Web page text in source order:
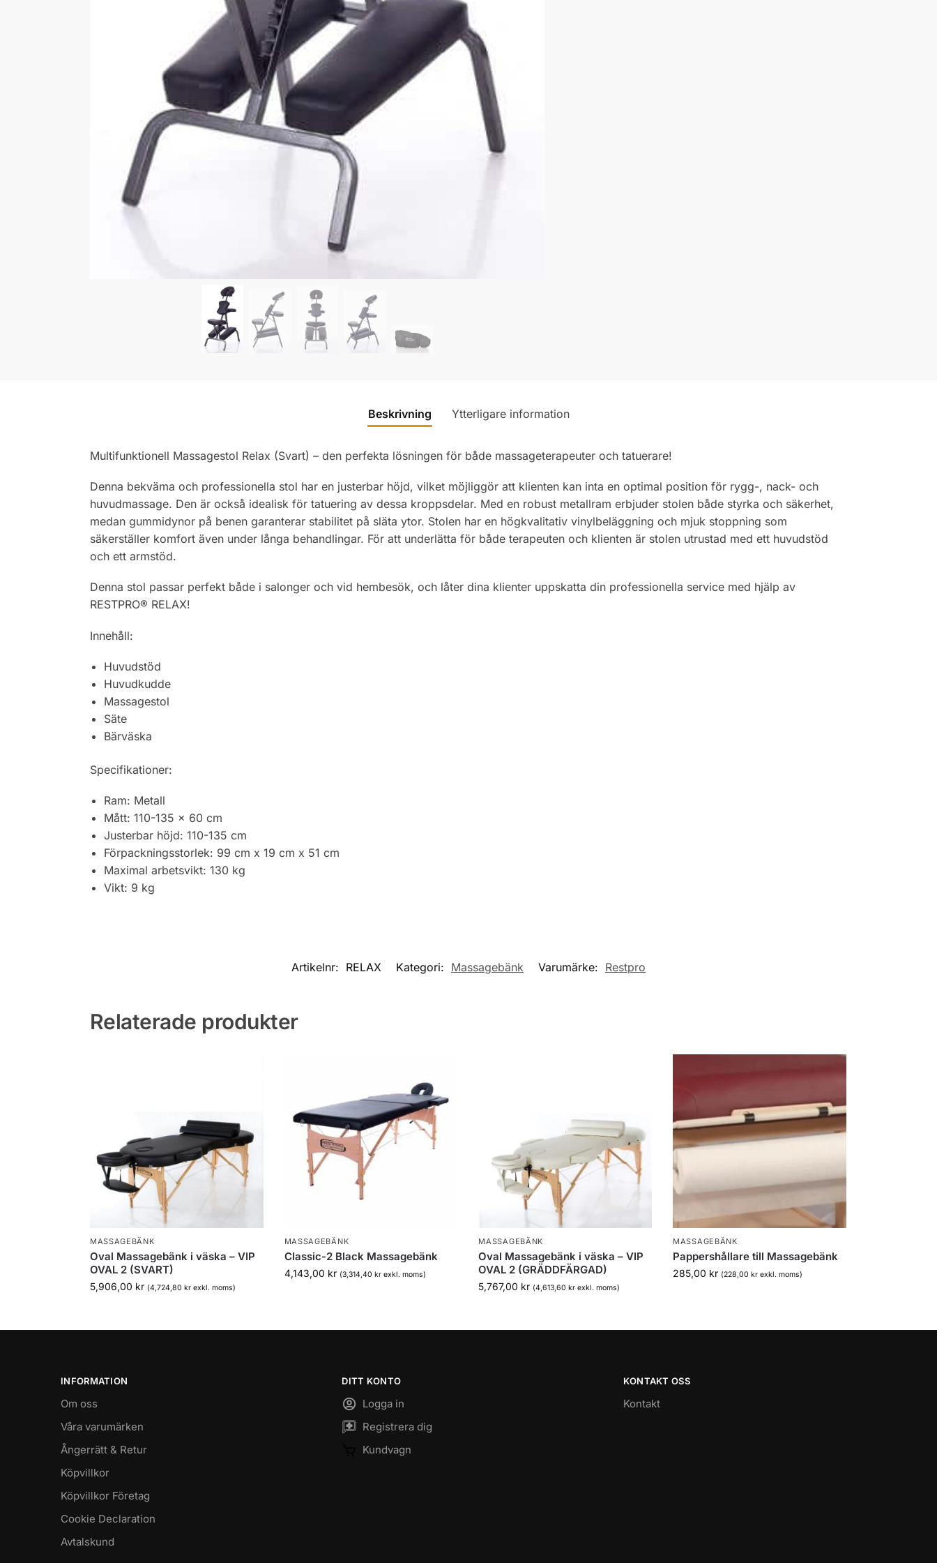
Beskrivning Ytterligare information
Multifunktionell Massagestol Relax (Svart) – den perfekta lösningen för både massageterapeuter och tatuerare!
Denna bekväma och professionella stol har en justerbar höjd, vilket möjliggör att klienten kan inta en optimal position för rygg-, nack- och
huvudmassage. Den är också idealisk för tatuering av dessa kroppsdelar. Med en robust metallram erbjuder stolen både styrka och säkerhet,
medan gummidynor på benen garanterar stabilitet på släta ytor. Stolen har en högkvalitativ vinylbeläggning och mjuk stoppning som
säkerställer komfort även under långa behandlingar. För att underlätta för både terapeuten och klienten är stolen utrustad med ett huvudstöd
och ett armstöd.
Denna stol passar perfekt både i salonger och vid hembesök, och låter dina klienter uppskatta din professionella service med hjälp av
RESTPRO® RELAX!
Innehåll:
Huvudstöd
Huvudkudde
Massagestol
Säte
Bärväska
Specifikationer:
Ram: Metall
Mått: 110-135 x 60 cm
Justerbar höjd: 110-135 cm
Förpackningsstorlek: 99 cm x 19 cm x 51 cm
Maximal arbetsvikt: 130 kg
Vikt: 9 kg
Artikelnr: RELAX Kategori: Massagebänk Varumärke: Restpro
Relaterade produkter
MASSAGEBÄNK
Oval Massagebänk i väska – VIP
OVAL 2 (SVART)
5,906,00 kr (4,724,80 krexkl. moms)
MASSAGEBÄNK
Classic-2 Black Massagebänk
4,143,00 kr (3,314,40 krexkl. moms)
MASSAGEBÄNK
Oval Massagebänk i väska – VIP
OVAL 2 (GRÄDDFÄRGAD)
5,767,00 kr (4,613,60kr exkl. moms)
MASSAGEBÄNK
Pappershållare till Massagebänk
285,00 kr (228,00kr exkl. moms)
INFORMATION
Om oss
Våra varumärken
Ångerrätt & Retur
Köpvillkor
Köpvillkor Företag
Cookie Declaration
Avtalskund
DITT KONTO
Logga in
Registrera dig
Kundvagn
KONTAKT OSS
Kontakt